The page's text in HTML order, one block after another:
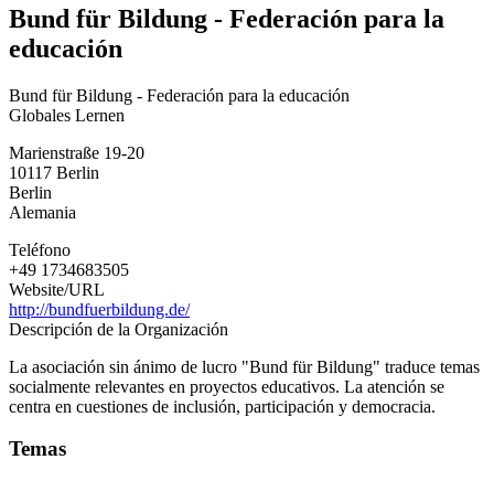
Bund für Bildung - Federación para la
educación
Bund für Bildung - Federación para la educación
Globales Lernen
Marienstraße 19-20
10117 Berlin
Berlin
Alemania
Teléfono
+49 1734683505
Website/URL
http://bundfuerbildung.de/
Descripción de la Organización
La asociación sin ánimo de lucro "Bund für Bildung" traduce temas
socialmente relevantes en proyectos educativos. La atención se
centra en cuestiones de inclusión, participación y democracia.
Temas